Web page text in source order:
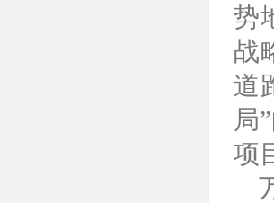
势
战
道
局
项